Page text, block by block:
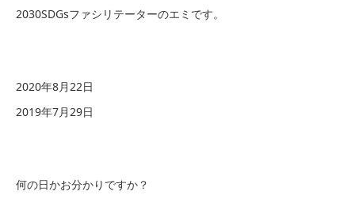
2030SDGsファシリテーターのエミです。
2020年8月22日
2019年7月29日
何の日かお分かりですか？